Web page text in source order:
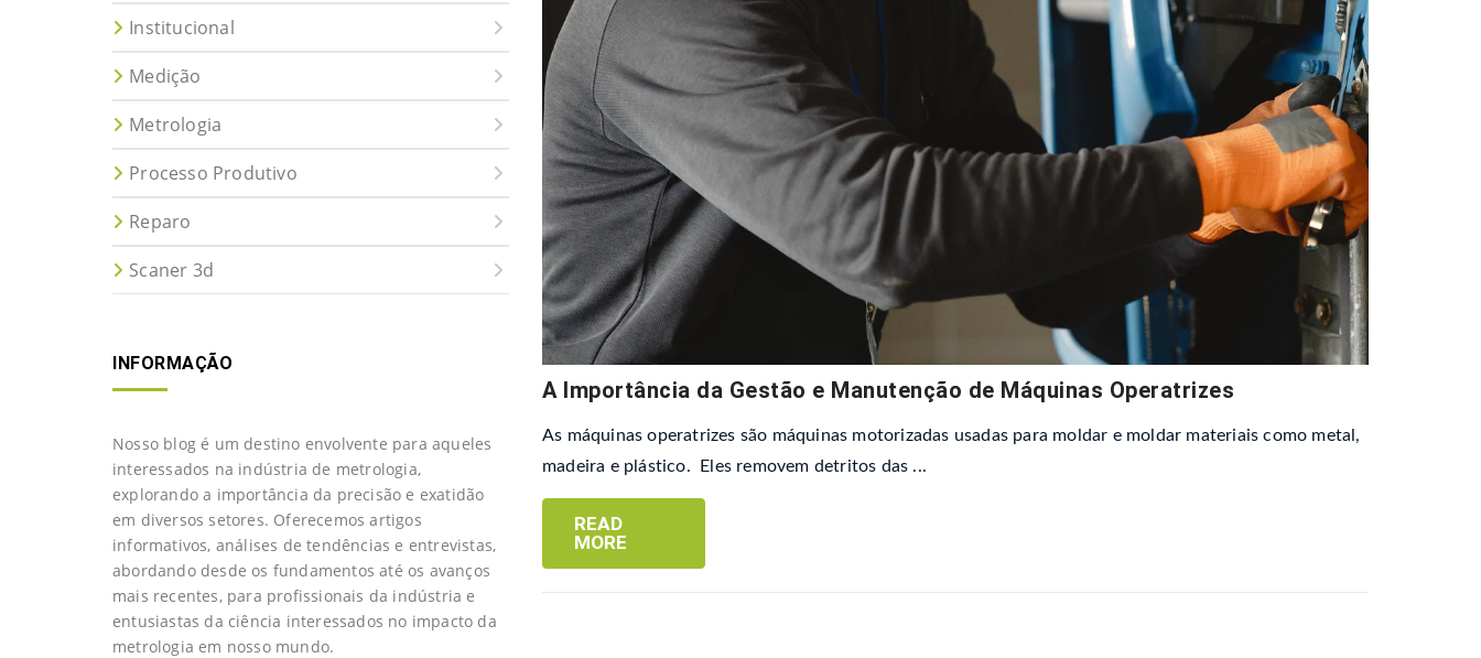
A Importância da Gestão e Manutenção de Máquinas Operatrizes
As máquinas operatrizes são máquinas motorizadas usadas para moldar e moldar materiais como metal,
madeira e plástico. Eles removem detritos das ...
READ
MORE
Institucional
Medição
Metrologia
Processo Produtivo
Reparo
Scaner 3d
INFORMAÇÃO
Nosso blog é um destino envolvente para aqueles
interessados na indústria de metrologia,
explorando a importância da precisão e exatidão
em diversos setores. Oferecemos artigos
informativos, análises de tendências e entrevistas,
abordando desde os fundamentos até os avanços
mais recentes, para profissionais da indústria e
entusiastas da ciência interessados no impacto da
metrologia em nosso mundo.